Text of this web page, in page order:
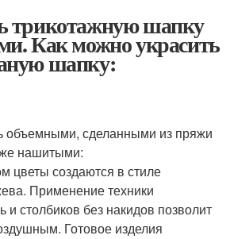
трикотажную шапку
Как можно украсить
шапку:
объемными, сделанными из пряжи
нашитыми:
цветы создаются в стиле
Применение техники
и столбиков без накидов позволит
Готовое изделия